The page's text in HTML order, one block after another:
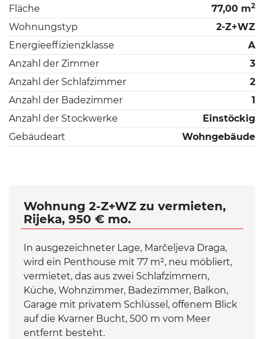
Fläche
77,00 m2
Wohnungstyp
2-Z+WZ
Energieeffizienzklasse
A
Anzahl der Zimmer
3
Anzahl der Schlafzimmer
2
Anzahl der Badezimmer
1
Anzahl der Stockwerke
Einstöckig
Gebäudeart
Wohngebäude
Wohnung 2-Z+WZ zu vermieten,
Rijeka, 950 € mo.
In ausgezeichneter Lage, Marčeljeva Draga,
wird ein Penthouse mit 77 m², neu möbliert,
vermietet, das aus zwei Schlafzimmern,
Küche, Wohnzimmer, Badezimmer, Balkon,
Garage mit privatem Schlüssel, offenem Blick
auf die Kvarner Bucht, 500 m vom Meer
entfernt besteht.